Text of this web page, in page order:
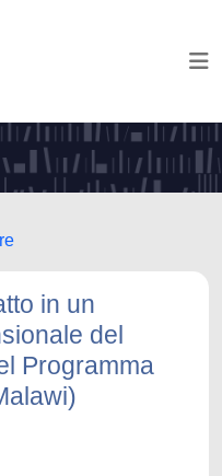
in un
del
Programma